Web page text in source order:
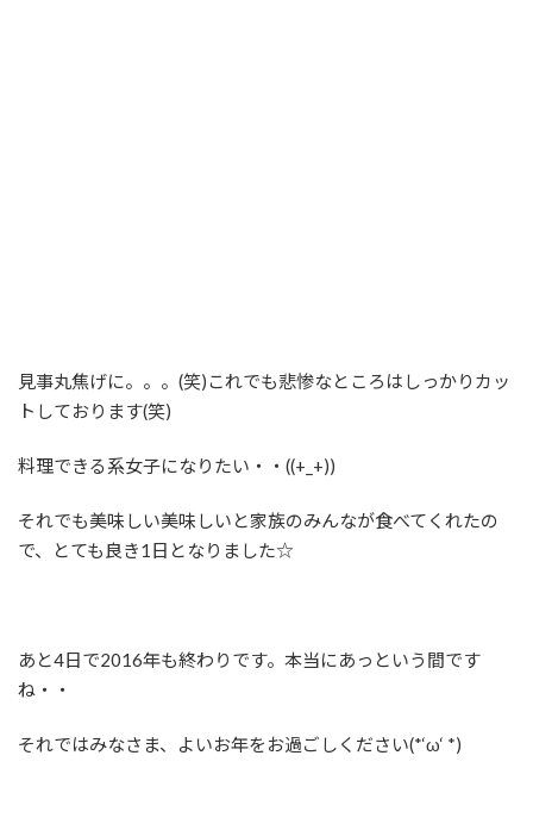
見事丸焦げに。。。(笑)これでも悲惨なところはしっかりカッ
トしております(笑)
料理できる系女子になりたい・・((+_+))
それでも美味しい美味しいと家族のみんなが食べてくれたの
で、とても良き1日となりました☆
あと4日で2016年も終わりです。本当にあっという間です
ね・・
それではみなさま、よいお年をお過ごしください(*‘ω‘ *)